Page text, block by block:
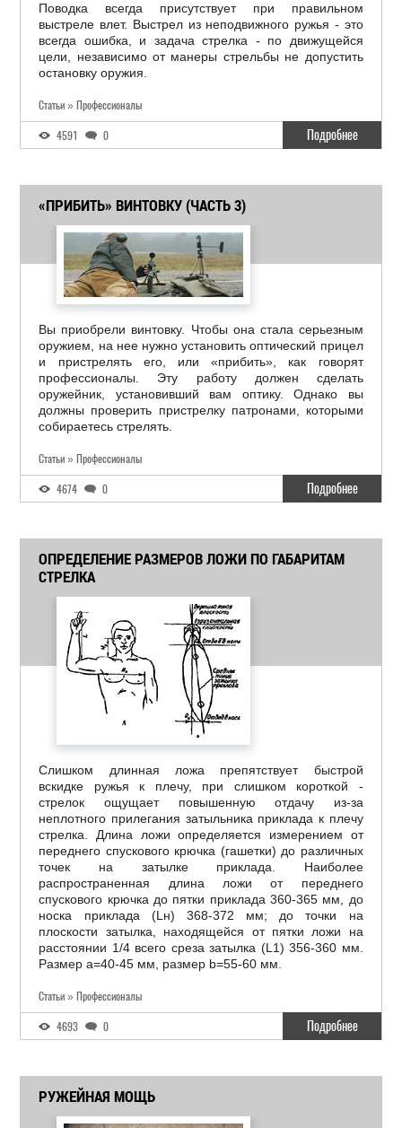
Поводка всегда присутствует при правильном
выстреле влет. Выстрел из неподвижного ружья - это
всегда ошибка, и задача стрелка - по движущейся
цели, независимо от манеры стрельбы не допустить
остановку оружия.
Статьи » Профессионалы
4591 0 Подробнее
«ПРИБИТЬ» ВИНТОВКУ (ЧАСТЬ 3)
Вы приобрели винтовку. Чтобы она стала серьезным
оружием, на нее нужно установить оптический прицел
и пристрелять его, или «прибить», как говорят
профессионалы. Эту работу должен сделать
оружейник, установивший вам оптику. Однако вы
должны проверить пристрелку патронами, которыми
собираетесь стрелять.
Статьи » Профессионалы
4674 0 Подробнее
ОПРЕДЕЛЕНИЕ РАЗМЕРОВ ЛОЖИ ПО ГАБАРИТАМ
СТРЕЛКА
Слишком длинная ложа препятствует быстрой
вскидке ружья к плечу, при слишком короткой -
стрелок ощущает повышенную отдачу из-за
неплотного прилегания затыльника приклада к плечу
стрелка. Длина ложи определяется измерением от
переднего спускового крючка (гашетки) до различных
точек на затылке приклада. Наиболее
распространенная длина ложи от переднего
спускового крючка до пятки приклада 360-365 мм, до
носка приклада (Lн) 368-372 мм; до точки на
плоскости затылка, находящейся от пятки ложи на
расстоянии 1/4 всего среза затылка (L1) 356-360 мм.
Размер a=40-45 мм, размер b=55-60 мм.
Статьи » Профессионалы
4693 0 Подробнее
РУЖЕЙНАЯ МОЩЬ